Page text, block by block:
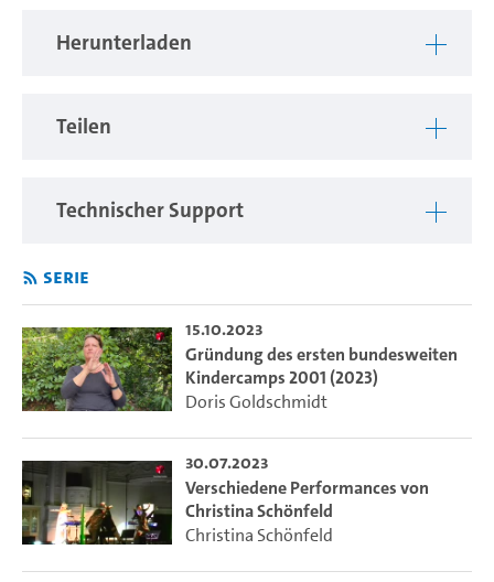
Gebärdensprache und Kommunikation Gehörloser).
Herunterladen
Teilen
Technischer Support
Serie
15.10.2023
Gründung des ersten bundesweiten
Kindercamps 2001 (2023)
Doris Goldschmidt
30.07.2023
Verschiedene Performances von
Christina Schönfeld
Christina Schönfeld